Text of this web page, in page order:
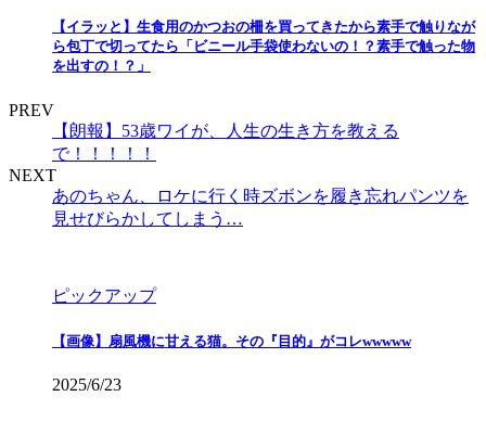
【イラッと】生食用のかつおの柵を買ってきたから素手で触りなが
ら包丁で切ってたら「ビニール手袋使わないの！？素手で触った物
を出すの！？」
PREV
【朗報】53歳ワイが、人生の生き方を教える
で！！！！！
NEXT
あのちゃん、ロケに行く時ズボンを履き忘れパンツを
見せびらかしてしまう…
ピックアップ
【画像】扇風機に甘える猫。その『目的』がコレwwwww
2025/6/23